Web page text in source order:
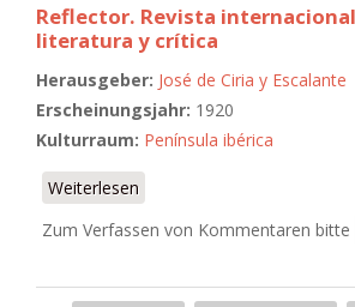
Reflector. Revista
literatura y crítica
Herausgeber: José de Ciria y Escalante
Erscheinungsjahr: 1920
Kulturraum: Península ibérica
Weiterlesen
Zum Verfassen von Kommentaren bitte